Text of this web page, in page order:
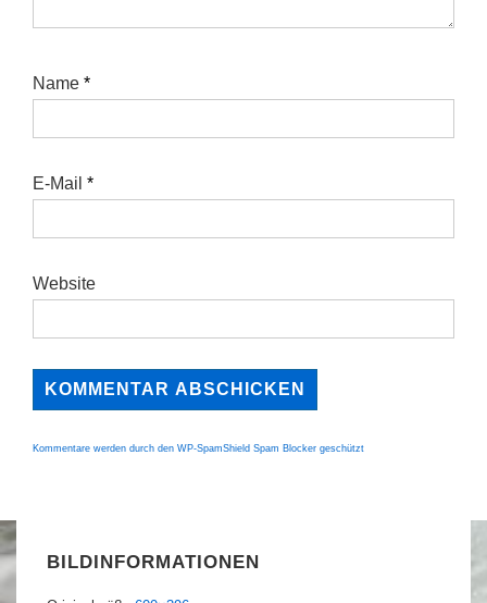
Name *
E-Mail *
Website
Kommentare werden durch den WP-SpamShield Spam Blocker geschützt
BILDINFORMATIONEN